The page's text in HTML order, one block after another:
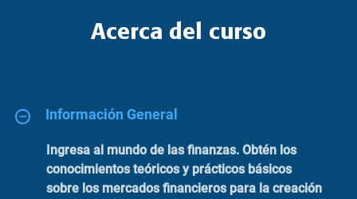
Acerca del curso
Información General
Ingresa al mundo de las finanzas. Obtén los
conocimientos teóricos y prácticos básicos
sobre los mercados financieros para la creación